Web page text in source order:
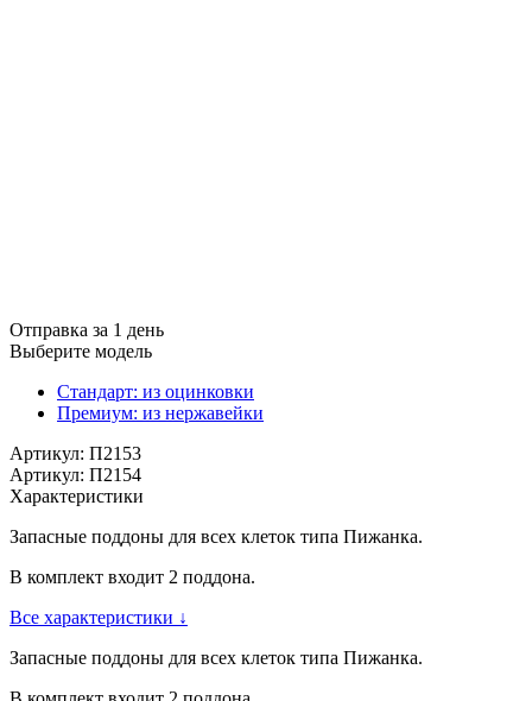
Отправка за 1 день
Выберите модель
Стандарт: из оцинковки
Премиум: из нержавейки
Артикул: П2153
Артикул: П2154
Характеристики
Запасные поддоны для всех клеток типа Пижанка.
В комплект входит 2 поддона.
Все характеристики ↓
Запасные поддоны для всех клеток типа Пижанка.